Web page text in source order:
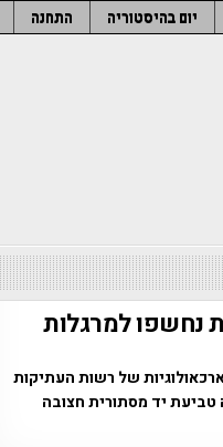
יום בהיסטוריה התחנה
נחשפו למרגלות
של רשות העתיקות
טביעת יד מסתורית חצובה